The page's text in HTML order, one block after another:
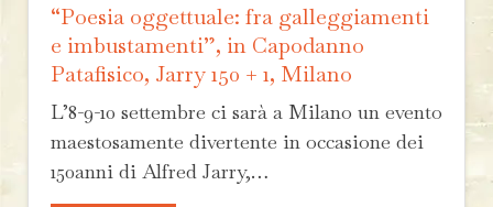
“Poesia oggettuale: fra galleggiamenti
e imbustamenti”, in Capodanno
Patafisico, Jarry 150 + 1, Milano
L’8-9-10 settembre ci sarà a Milano un evento
maestosamente divertente in occasione dei
150anni di Alfred Jarry,…